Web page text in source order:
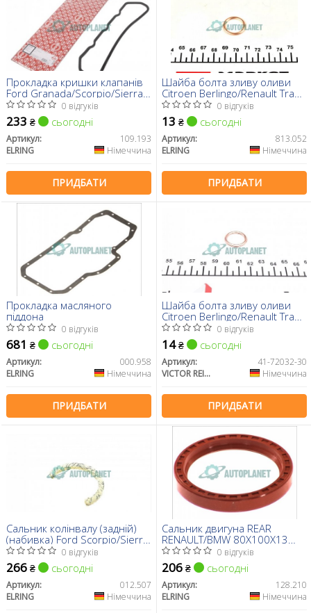
Прокладка кришки клапанів
Ford Granada/Scorpio/Sierra
2.1-2.5 D -920 відгуків
233 ₴ сьогодні
Артикул:
109.193
ELRING
Німеччина
ПРИДБАТИ
Шайба болта зливу оливи
Citroen Berlingo/Renault Trafic
1.6-2.5 dCi/D 89- (16x22x2)
0 відгуків
13 ₴ сьогодні
Артикул:
813.052
ELRING
Німеччина
ПРИДБАТИ
Прокладка масляного
піддона
0 відгуків
681 ₴ сьогодні
Артикул:
000.958
ELRING
Німеччина
ПРИДБАТИ
Шайба болта зливу оливи
Citroen Berlingo/Renault Trafic
1.6-2.5 dCi/D 89- (16x22x2)
0 відгуків
14₴ сьогодні
Артикул:
41-72032-30
VICTOR REINZ
Німеччина
ПРИДБАТИ
Сальник колінвалу (задній)
(набивка) Ford Scorpio/Sierra
82-93
0 відгуків
266 ₴ сьогодні
Артикул:
012.507
ELRING
Німеччина
Сальник двигуна REAR
RENAULT/BMW 80X100X13
(вир-во Elring)0 відгуків
206 ₴ сьогодні
Артикул:
128.210
ELRING
Німеччина